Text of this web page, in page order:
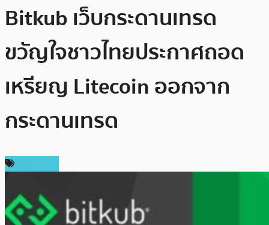
Bitkub เว็บกระดานเทรด
ขวัญใจชาวไทยประกาศถอด
เหรียญ Litecoin ออกจาก
กระดานเทรด